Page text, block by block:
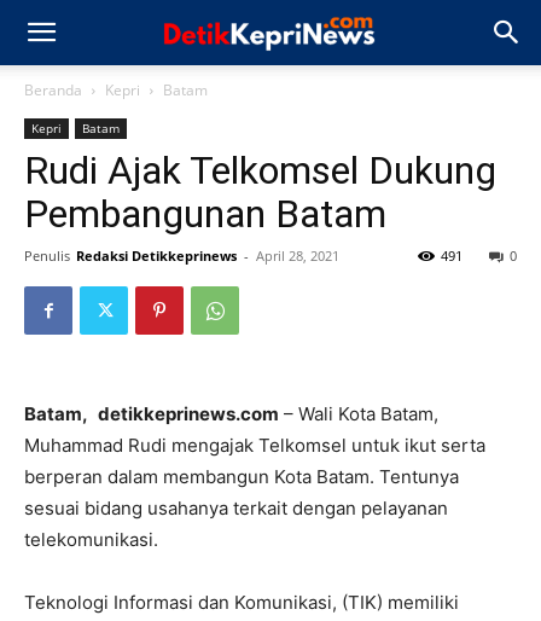
Beranda Kepri Batam
Kepri Batam
Rudi Ajak Telkomsel Dukung
Pembangunan Batam
Penulis Redaksi Detikkeprinews - April 28, 2021 0
491
Batam, detikkeprinews.com – Wali Kota Batam,
Muhammad Rudi mengajak Telkomsel untuk ikut serta
berperan dalam membangun Kota Batam. Tentunya
sesuai bidang usahanya terkait dengan pelayanan
telekomunikasi.
Teknologi Informasi dan Komunikasi, (TIK) memiliki